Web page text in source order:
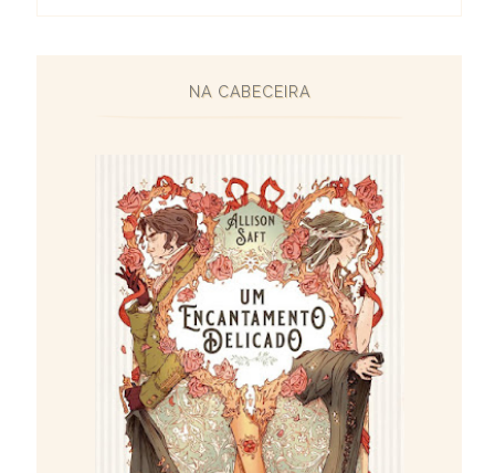
NA CABECEIRA